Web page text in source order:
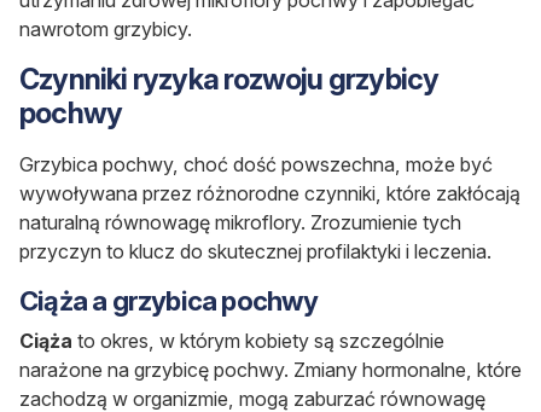
nawrotom grzybicy.
Czynniki ryzyka rozwoju grzybicy
pochwy
Grzybica pochwy, choć dość powszechna, może być
wywoływana przez różnorodne czynniki, które zakłócają
naturalną równowagę mikroflory. Zrozumienie tych
przyczyn to klucz do skutecznej profilaktyki i leczenia.
Ciąża a grzybica pochwy
Ciąża to okres, w którym kobiety są szczególnie
narażone na grzybicę pochwy. Zmiany hormonalne, które
zachodzą w organizmie, mogą zaburzać równowagę